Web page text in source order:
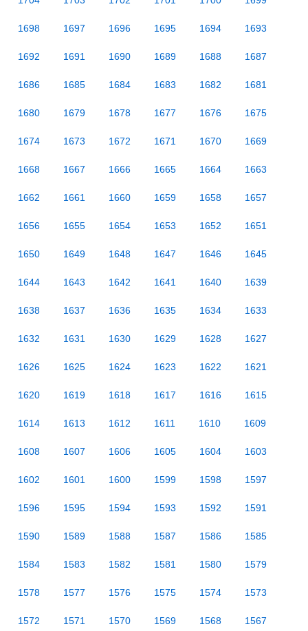
1698 1697 1696 1695 1694 1693
1692 1691 1690 1689 1688 1687
1686 1685 1684 1683 1682 1681
1680 1679 1678 1677 1676 1675
1674 1673 1672 1671 1670 1669
1668 1667 1666 1665 1664 1663
1662 1661 1660 1659 1658 1657
1656 1655 1654 1653 1652 1651
1650 1649 1648 1647 1646 1645
1644 1643 1642 1641 1640 1639
1638 1637 1636 1635 1634 1633
1632 1631 1630 1629 1628 1627
1626 1625 1624 1623 1622 1621
1620 1619 1618 1617 1616 1615
1614 1613 1612 1611 1610 1609
1608 1607 1606 1605 1604 1603
1602 1601 1600 1599 1598 1597
1596 1595 1594 1593 1592 1591
1590 1589 1588 1587 1586 1585
1584 1583 1582 1581 1580 1579
1578 1577 1576 1575 1574 1573
1572 1571 1570 1569 1568 1567